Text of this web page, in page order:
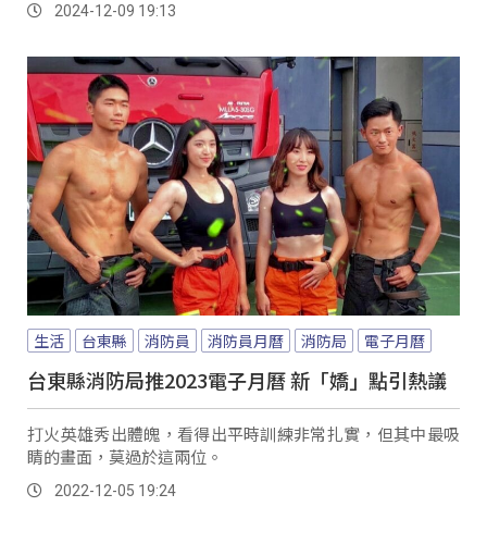
2024-12-09 19:13
生活 台東縣 消防員 消防員月曆 消防局 電子月曆
台東縣消防局推2023電子月曆 新「嬌」點引熱議
打火英雄秀出體魄，看得出平時訓練非常扎實，但其中最吸
睛的畫面，莫過於這兩位。
2022-12-05 19:24